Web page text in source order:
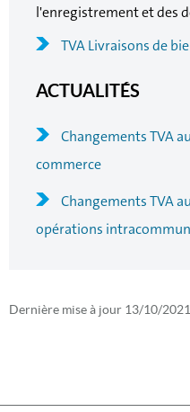
l'enregistrement et des
TVA Livraisons de
ACTUALITÉS
Changements TVA
commerce
Changements TVA
opérations
Dernière mise à jour 13/10/2021